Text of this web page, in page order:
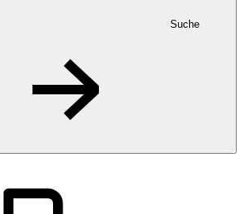
Suche